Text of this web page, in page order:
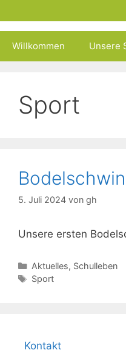
Inhalt
Willkommen Unsere
Sport
5. Juli 2024 von gh
Unsere ersten
Kategorien
Aktuelles, Schulleben
Schlagwörter
Sport
Kontakt